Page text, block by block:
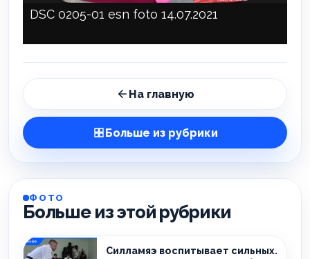
DSC 0205-01 esn foto 14.07.2021
На главную
Больше из рубрики
ФОТО
Больше из этой рубрики
Силламяэ воспитывает сильных.